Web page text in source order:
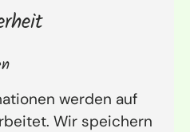
werden auf
Wir speichern